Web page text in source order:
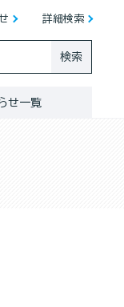
詳細検索
検索
せ一覧